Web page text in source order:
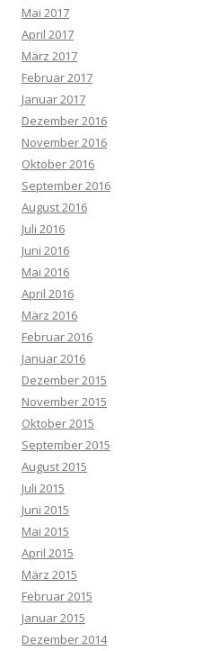
Mai 2017
April 2017
März 2017
Februar 2017
Januar 2017
Dezember 2016
November 2016
Oktober 2016
September 2016
August 2016
Juli 2016
Juni 2016
Mai 2016
April 2016
März 2016
Februar 2016
Januar 2016
Dezember 2015
November 2015
Oktober 2015
September 2015
August 2015
Juli 2015
Juni 2015
Mai 2015
April 2015
März 2015
Februar 2015
Januar 2015
Dezember 2014